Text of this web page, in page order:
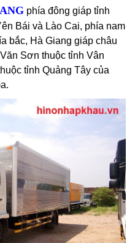
phía đông giáp tỉnh
Bái và Lào Cai, phía nam
bắc, Hà Giang giáp châu
Văn Sơn thuộc tỉnh Vân
tỉnh Quảng Tây của
.